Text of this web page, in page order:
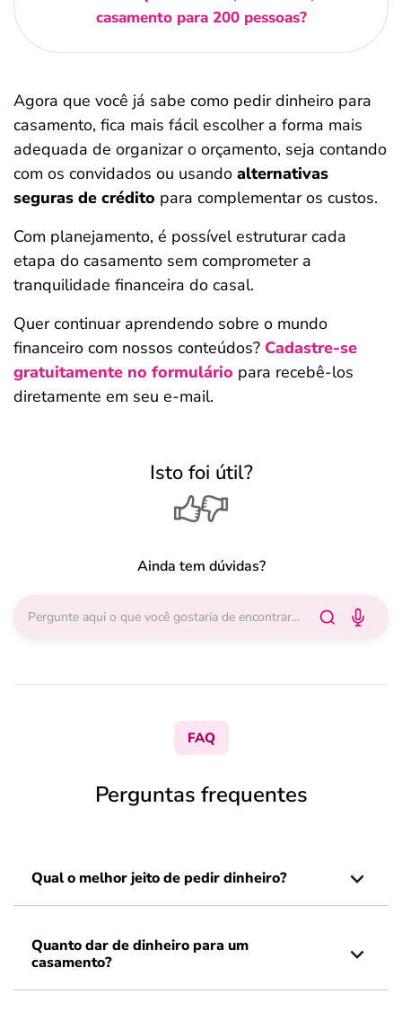
casamento para 200 pessoas?
Agora que você já sabe como pedir dinheiro para
casamento, fica mais fácil escolher a forma mais
adequada de organizar o orçamento, seja contando
com os convidados ou usando alternativas
seguras de crédito para complementar os custos.
Com planejamento, é possível estruturar cada
etapa do casamento sem comprometer a
tranquilidade financeira do casal.
Quer continuar aprendendo sobre o mundo
financeiro com nossos conteúdos? Cadastre-se
gratuitamente no formulário para recebê-los
diretamente em seu e-mail.
Isto foi útil?
Ainda tem dúvidas?
FAQ
Perguntas frequentes
Qual o melhor jeito de pedir dinheiro?
Quanto dar de dinheiro para um
casamento?